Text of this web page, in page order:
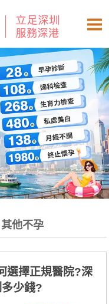
其他不孕
選擇正規醫院?深
少錢?